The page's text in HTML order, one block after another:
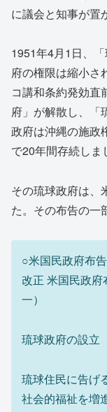
に議会と知事が置
1951年4月1日、
府の権限は縮小さ
コ講和条約発効直
府」が解散し、「
政府は沖縄の施政
で20年間存続しま
その琉球政府は、
た。その布告の一
○米国民政府布
改正 米国民政
一）
琉球政府の設立
琉球住民に告げ
社会的福祉を増